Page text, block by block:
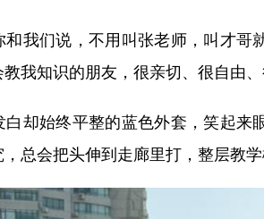
们说，不用叫张老师，叫才哥
我知识的朋友，很亲切、很自由、
始终平整的蓝色外套，笑起来
总会把头伸到走廊里打，整层教